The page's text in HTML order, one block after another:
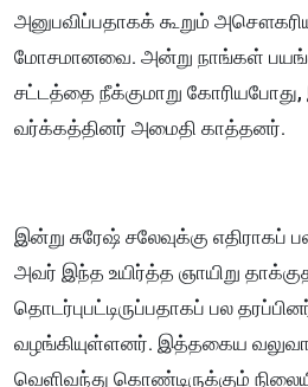
அனுபவிப்பதாகக் கூறும்
மோசமானவை. அன்று நாங்கள்
சட்டத்தை நீக்குமாறு
வர்க்கத்தினர் அமைதி காத்தனர்.
இன்று சுரேஷ் சலேவுக்கு
அவர் இந்த உயிர்த்த ஞாயிறு
தொடர்புபட்டிருப்பதாகப் பல
வழங்கியுள்ளனர். இத்தகைய
வெளிவந்து கொண்டிருக்கும்